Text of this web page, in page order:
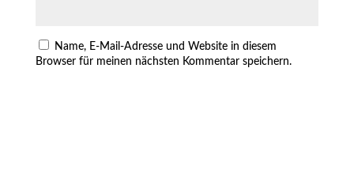
Name, E-Mail-Adresse und Website in diesem
Browser für meinen nächsten Kommentar speichern.